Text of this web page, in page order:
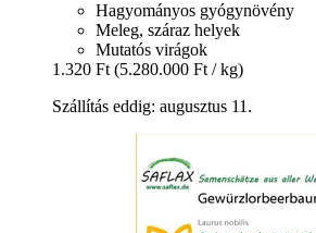
Hagyományos gyógynövény
Meleg, száraz helyek
Mutatós virágok
1.320 Ft (5.280.000 Ft / kg)
Szállítás eddig: augusztus 11.